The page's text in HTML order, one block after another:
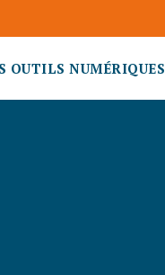
OUTILS NUMÉRIQUES